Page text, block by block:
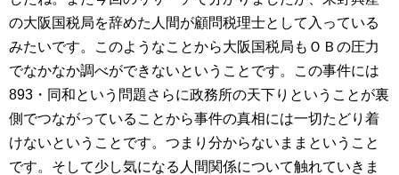
の大阪国税局を辞めた人間が顧問税理士として入っている
みたいです。このようなことから大阪国税局もＯＢの圧力
でなかなか調べができないということです。この事件には
893・同和という問題さらに政務所の天下りということが裏
側でつながっていることから事件の真相には一切たどり着
けないということです。つまり分からないままということ
です。そして少し気になる人間関係について触れていきま